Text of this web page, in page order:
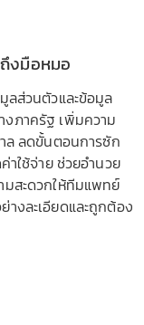
งมือหมอ
ส่วนตัวและข้อมูล
ภาครัฐ เพิ่มความ
ล ลดขั้นตอนการซัก
าใช้จ่าย ช่วยอำนวย
มสะดวกให้ทีมแพทย์
งละเอียดและถูกต้อง